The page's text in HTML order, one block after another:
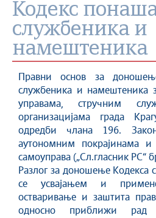
Кодекс
службеника и
намештеника
Правни основ за
службеника и намештеника
управама, стручним
организацијама града
одредби члана 196.
аутономним покрајинама и
самоуправа („Сл.гласник РС“
Разлог за доношење Кодекса
се усвајањем и
остваривање и заштита
односно приближи